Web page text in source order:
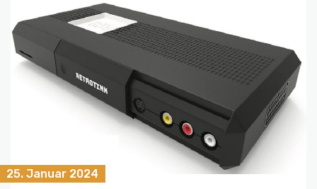
25. Januar 2024